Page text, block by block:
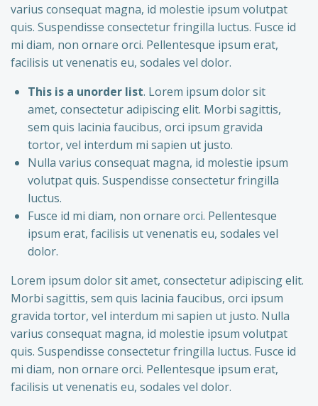
varius consequat magna, id molestie ipsum volutpat
quis. Suspendisse consectetur fringilla luctus. Fusce id
mi diam, non ornare orci. Pellentesque ipsum erat,
facilisis ut venenatis eu, sodales vel dolor.
This is a unorder list. Lorem ipsum dolor sit
amet, consectetur adipiscing elit. Morbi sagittis,
sem quis lacinia faucibus, orci ipsum gravida
tortor, vel interdum mi sapien ut justo.
Nulla varius consequat magna, id molestie ipsum
volutpat quis. Suspendisse consectetur fringilla
luctus.
Fusce id mi diam, non ornare orci. Pellentesque
ipsum erat, facilisis ut venenatis eu, sodales vel
dolor.
Lorem ipsum dolor sit amet, consectetur adipiscing elit.
Morbi sagittis, sem quis lacinia faucibus, orci ipsum
gravida tortor, vel interdum mi sapien ut justo. Nulla
varius consequat magna, id molestie ipsum volutpat
quis. Suspendisse consectetur fringilla luctus. Fusce id
mi diam, non ornare orci. Pellentesque ipsum erat,
facilisis ut venenatis eu, sodales vel dolor.